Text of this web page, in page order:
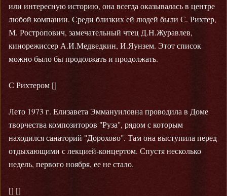
или интересную историю, она всегда оказывалась в центре
любой компании. Среди близких ей людей были С. Рихтер,
М. Ростропович, замечательный чтец Д.Н.Журавлев,
кинорежиссер А.И.Медведкин, И.Яунзем. Этот список
можно было бы продолжать и продолжать.
С Рихтером []
Лето 1973 г. Елизавета Эммануиловна проводила в Доме
творчества композиторов "Руза", рядом с которым
находился санаторий "Дорохово". Там она выступила перед
отдыхающими с лекцией-концертом. Спустя несколько
недель, первого ноября, ее не стало.
[] []